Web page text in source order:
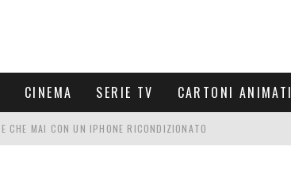
CINEMA SERIE TV CARTONI ANIMATI
CHE MAI CON UN IPHONE RICONDIZIONATO